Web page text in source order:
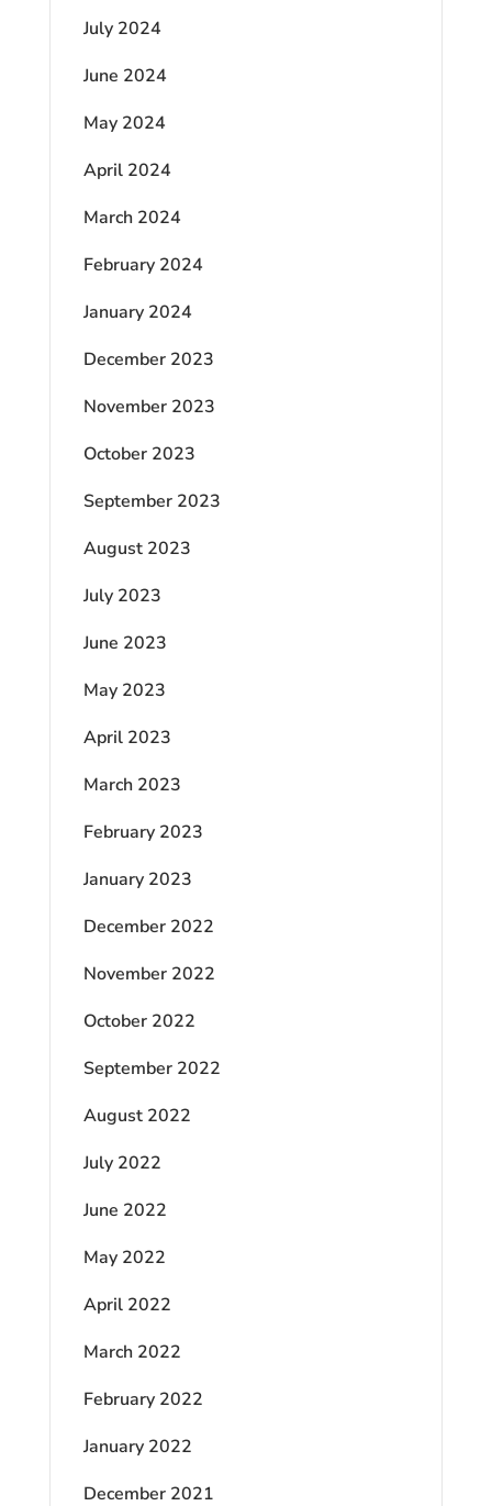
July 2024
June 2024
May 2024
April 2024
March 2024
February 2024
January 2024
December 2023
November 2023
October 2023
September 2023
August 2023
July 2023
June 2023
May 2023
April 2023
March 2023
February 2023
January 2023
December 2022
November 2022
October 2022
September 2022
August 2022
July 2022
June 2022
May 2022
April 2022
March 2022
February 2022
January 2022
December 2021